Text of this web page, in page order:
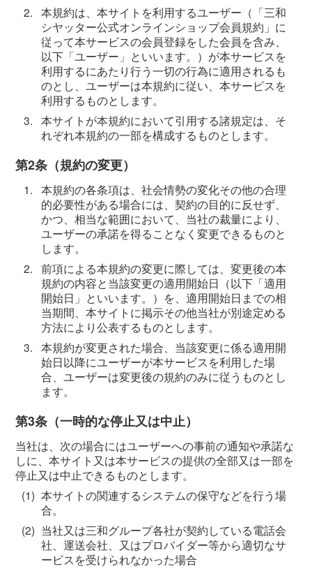
2. 本規約は、本サイトを利用するユーザー（「三和
シヤッター公式オンラインショップ会員規約」に
従って本サービスの会員登録をした会員を含み、
以下「ユーザー」といいます。）が本サービスを
利用するにあたり行う一切の行為に適用されるも
のとし、ユーザーは本規約に従い、本サービスを
利用するものとします。
3. 本サイトが本規約において引用する諸規定は、そ
れぞれ本規約の一部を構成するものとします。
第2条（規約の変更）
1. 本規約の各条項は、社会情勢の変化その他の合理
的必要性がある場合には、契約の目的に反せず、
かつ、相当な範囲において、当社の裁量により、
ユーザーの承諾を得ることなく変更できるものと
します。
2. 前項による本規約の変更に際しては、変更後の本
規約の内容と当該変更の適用開始日（以下「適用
開始日」といいます。）を、適用開始日までの相
当期間、本サイトに掲示その他当社が別途定める
方法により公表するものとします。
3. 本規約が変更された場合、当該変更に係る適用開
始日以降にユーザーが本サービスを利用した場
合、ユーザーは変更後の規約のみに従うものとし
ます。
第3条（一時的な停止又は中止）
当社は、次の場合にはユーザーへの事前の通知や承諾な
しに、本サイト又は本サービスの提供の全部又は一部を
停止又は中止できるものとします。
(1) 本サイトの関連するシステムの保守などを行う場
合。
(2) 当社又は三和グループ各社が契約している電話会
社、運送会社、又はプロバイダー等から適切なサ
ービスを受けられなかった場合